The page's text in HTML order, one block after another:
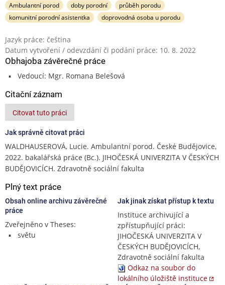
Ambulantní porod doby porodní
průběh porodu
komunitní porodní asistentka
doprovodná osoba u porodu
Jazyk práce: čeština
Datum vytvoření / odevzdání či podání práce: 10. 8. 2022
Obhajoba závěrečné práce
Vedoucí: Mgr. Romana Belešová
Citační záznam
Citovat tuto práci
Jak správně citovat práci
WALDHAUSEROVÁ, Lucie. Ambulantní porod. České Budějovice,
2022. bakalářská práce (Bc.). JIHOČESKÁ UNIVERZITA V ČESKÝCH
BUDĚJOVICÍCH. Zdravotně sociální fakulta
Plný text práce
Obsah online archivu závěrečné
práce
Zveřejněno v Theses:
světu
Jak jinak získat přístup k textu
Instituce archivující a
zpřístupňující práci:
JIHOČESKÁ UNIVERZITA V
ČESKÝCH BUDĚJOVICÍCH,
Zdravotně sociální fakulta
Odkaz na soubor do
lokálního úložiště instituce